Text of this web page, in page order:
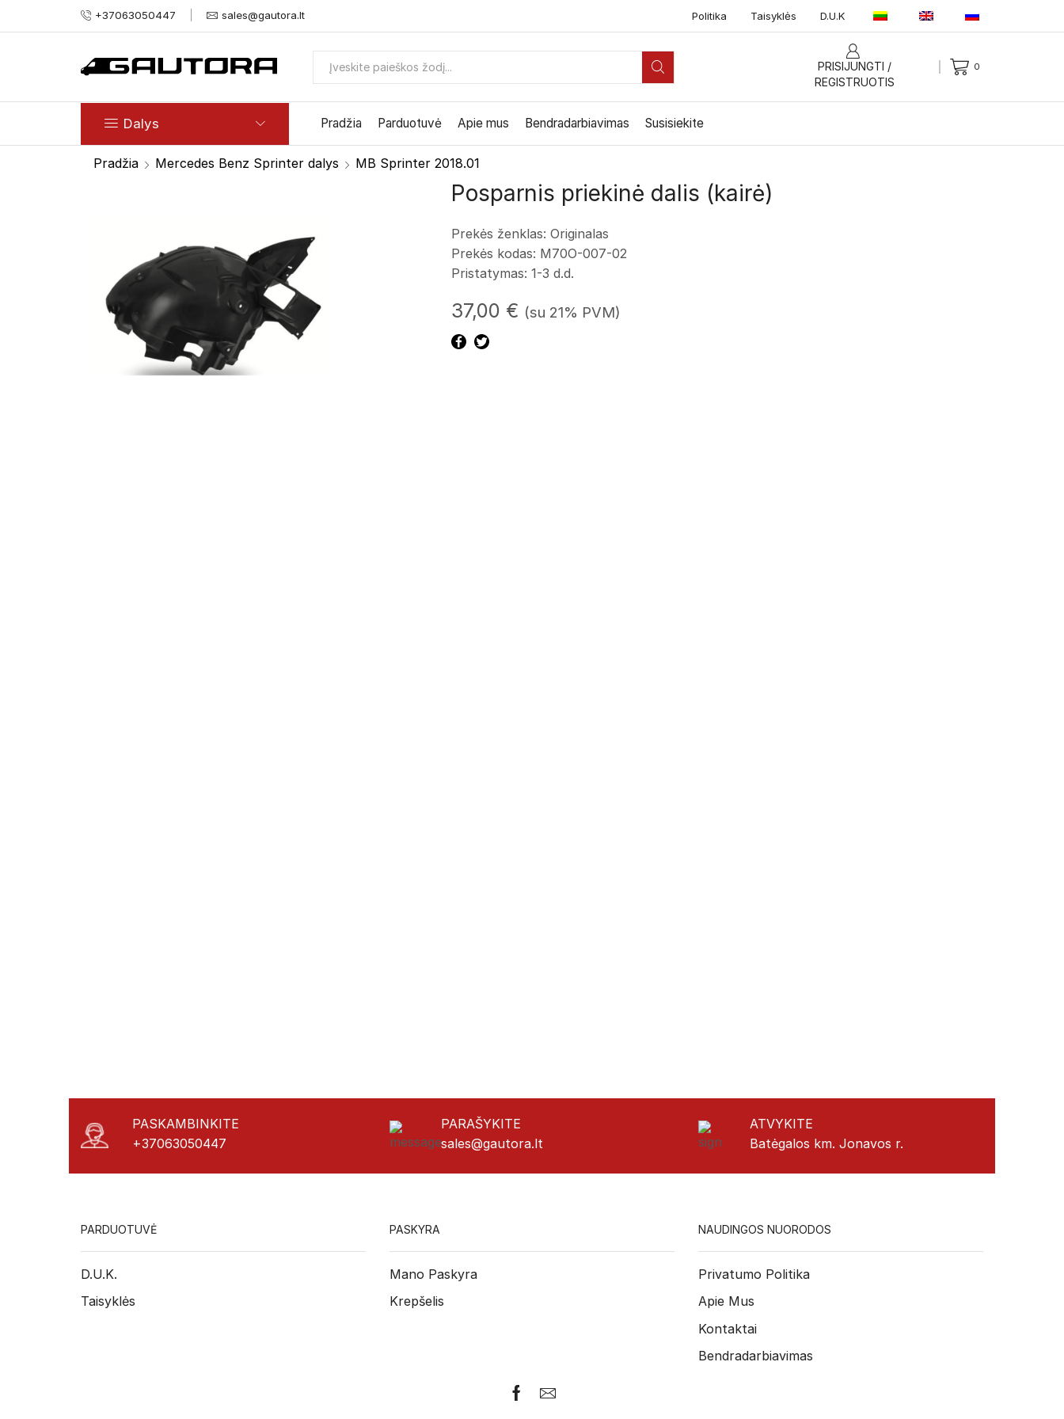
+37063050447 sales@gautora.lt Politika Taisyklės D.U.K
PRISIJUNGTI /
REGISTRUOTIS
0
Dalys Pradžia Parduotuvė Apie mus Bendradarbiavimas Susisiekite
Pradžia Mercedes Benz Sprinter dalys MB Sprinter 2018.01
Posparnis priekinė dalis (kairė)
Prekės ženklas: Originalas
Prekės kodas: M70O-007-02
Pristatymas: 1-3 d.d.
37,00 € (su 21% PVM)
PASKAMBINKITE
+37063050447
PARAŠYKITE
sales@gautora.lt
ATVYKITE
Batėgalos km. Jonavos r.
PARDUOTUVĖ
D.U.K.
Taisyklės
PASKYRA
Mano Paskyra
Krepšelis
NAUDINGOS NUORODOS
Privatumo Politika
Apie Mus
Kontaktai
Bendradarbiavimas
Facebook
Email